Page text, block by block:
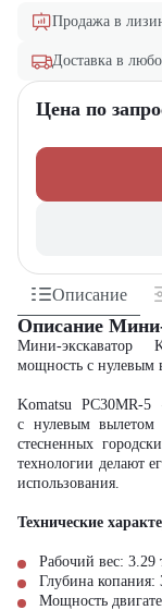
Продажа в
Доставка в
Цена по
Описание
Описание
Мини-экскаватор
мощность с нулевым
Komatsu PC30MR-5
с нулевым вылетом
стесненных
технологии делают
использования.
Технические
Рабочий вес: 3.29
Глубина
Мощность